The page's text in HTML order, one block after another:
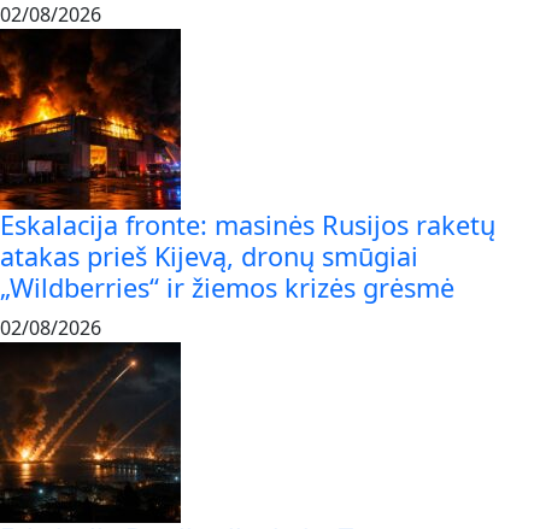
02/08/2026
Eskalacija fronte: masinės Rusijos raketų
atakas prieš Kijevą, dronų smūgiai
„Wildberries“ ir žiemos krizės grėsmė
02/08/2026